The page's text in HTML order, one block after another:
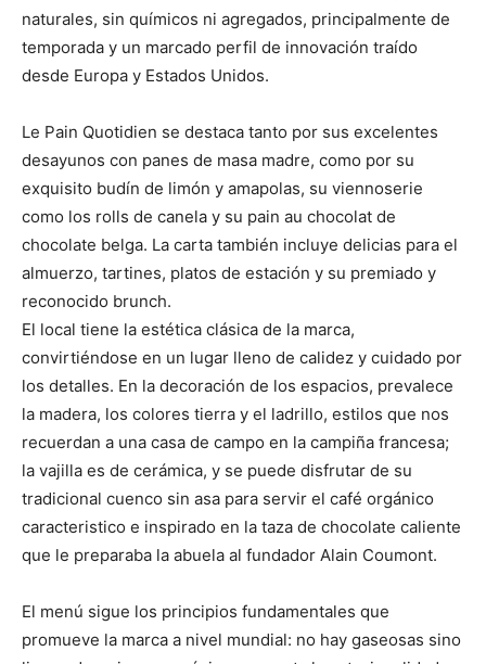
naturales, sin químicos ni agregados, principalmente de
temporada y un marcado perfil de innovación traído
desde Europa y Estados Unidos.
Le Pain Quotidien se destaca tanto por sus excelentes
desayunos con panes de masa madre, como por su
exquisito budín de limón y amapolas, su viennoserie
como los rolls de canela y su pain au chocolat de
chocolate belga. La carta también incluye delicias para el
almuerzo, tartines, platos de estación y su premiado y
reconocido brunch.
El local tiene la estética clásica de la marca,
convirtiéndose en un lugar lleno de calidez y cuidado por
los detalles. En la decoración de los espacios, prevalece
la madera, los colores tierra y el ladrillo, estilos que nos
recuerdan a una casa de campo en la campiña francesa;
la vajilla es de cerámica, y se puede disfrutar de su
tradicional cuenco sin asa para servir el café orgánico
caracteristico e inspirado en la taza de chocolate caliente
que le preparaba la abuela al fundador Alain Coumont.
El menú sigue los principios fundamentales que
promueve la marca a nivel mundial: no hay gaseosas sino